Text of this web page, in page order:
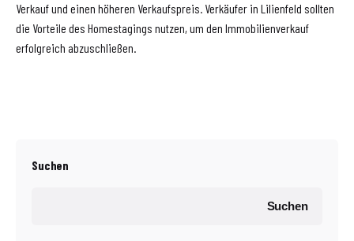
Verkauf und einen höheren Verkaufspreis. Verkäufer in Lilienfeld sollten
die Vorteile des Homestagings nutzen, um den Immobilienverkauf
erfolgreich abzuschließen.
Suchen
Suchen